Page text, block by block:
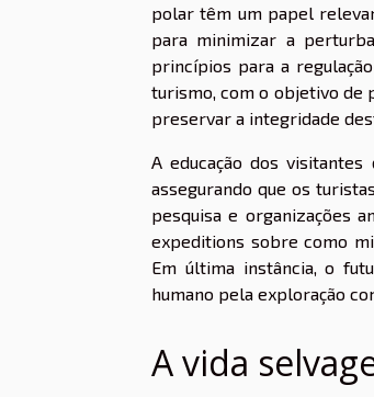
polar têm um papel
para minimizar a
princípios para a
turismo, com o objetivo de
preservar a integridade
A educação dos
assegurando que os
pesquisa e organizações
expeditions sobre como
Em última instância, o
humano pela exploração
A vida